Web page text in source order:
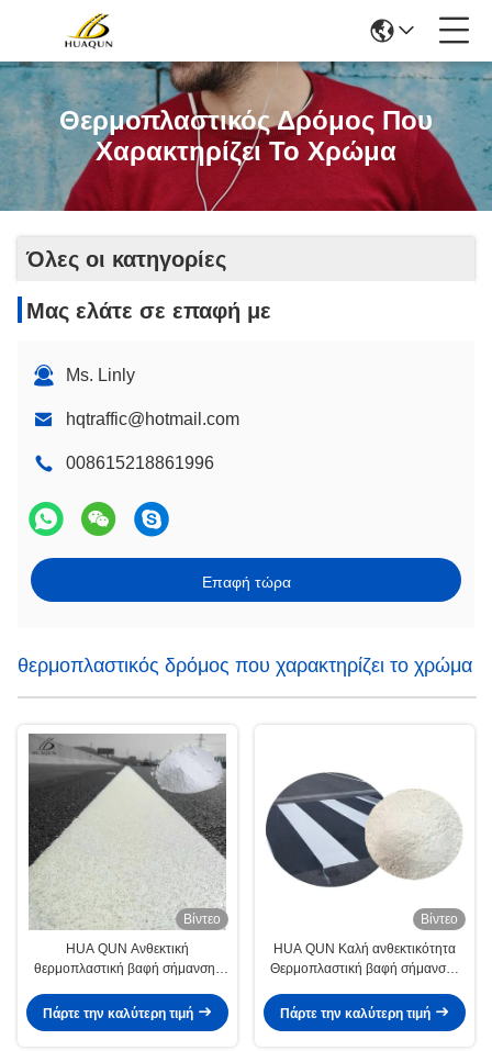
Θερμοπλαστικός Δρόμος Που
Χαρακτηρίζει Το Χρώμα
Όλες οι κατηγορίες
Μας ελάτε σε επαφή με
Ms. Linly
hqtraffic@hotmail.com
008615218861996
Επαφή τώρα
θερμοπλαστικός δρόμος που χαρακτηρίζει το χρώμα
Βίντεο
HUA QUN Ανθεκτική
θερμοπλαστική βαφή σήμανσης
σήμανση
Πάρτε την καλύτερη τιμή
Βίντεο
HUA QUN Καλή ανθεκτικότητα
Θερμοπλαστική βαφή σήμανσης
Πάρτε την καλύτερη τιμή